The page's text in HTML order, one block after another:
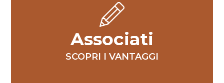
Associati
SCOPRI I VANTAGGI